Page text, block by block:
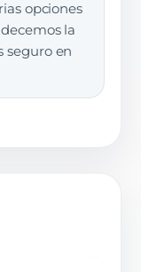
opciones
la
seguro en